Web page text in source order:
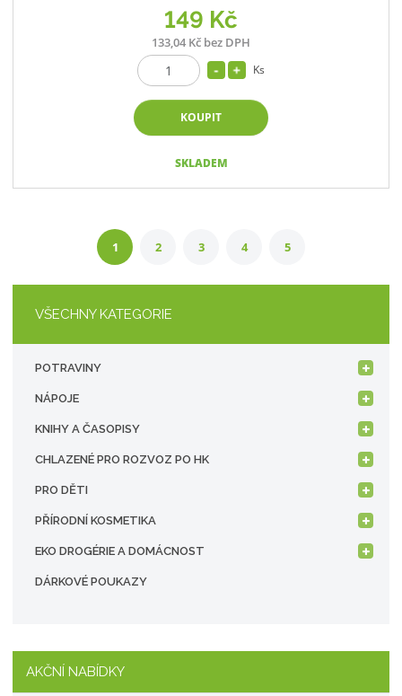
149 Kč
133,04 Kč bez DPH
Ks
KOUPIT
SKLADEM
1 2 3 4 5
VŠECHNY KATEGORIE
POTRAVINY
NÁPOJE
KNIHY A ČASOPISY
CHLAZENÉ PRO ROZVOZ PO HK
PRO DĚTI
PŘÍRODNÍ KOSMETIKA
EKO DROGÉRIE A DOMÁCNOST
DÁRKOVÉ POUKAZY
AKČNÍ NABÍDKY